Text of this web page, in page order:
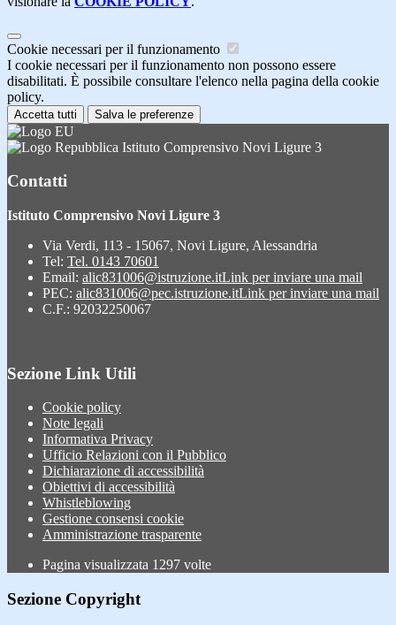
Cookie necessari per il funzionamento
I cookie necessari per il funzionamento non possono essere
disabilitati. È possibile consultare l'elenco nella pagina della cookie
policy.
Accetta tutti Salva le preferenze
Istituto Comprensivo Novi Ligure 3
Contatti
Istituto Comprensivo Novi Ligure 3
Via Verdi, 113 - 15067, Novi Ligure, Alessandria
Tel: Tel. 0143 70601
Email: alic831006@istruzione.itLink per inviare una mail
PEC: alic831006@pec.istruzione.itLink per inviare una mail
C.F.: 92032250067
Sezione Link Utili
Cookie policy
Note legali
Informativa Privacy
Ufficio Relazioni con il Pubblico
Dichiarazione di accessibilità
Obiettivi di accessibilità
Whistleblowing
Gestione consensi cookie
Amministrazione trasparente
Pagina visualizzata 1297 volte
Sezione Copyright